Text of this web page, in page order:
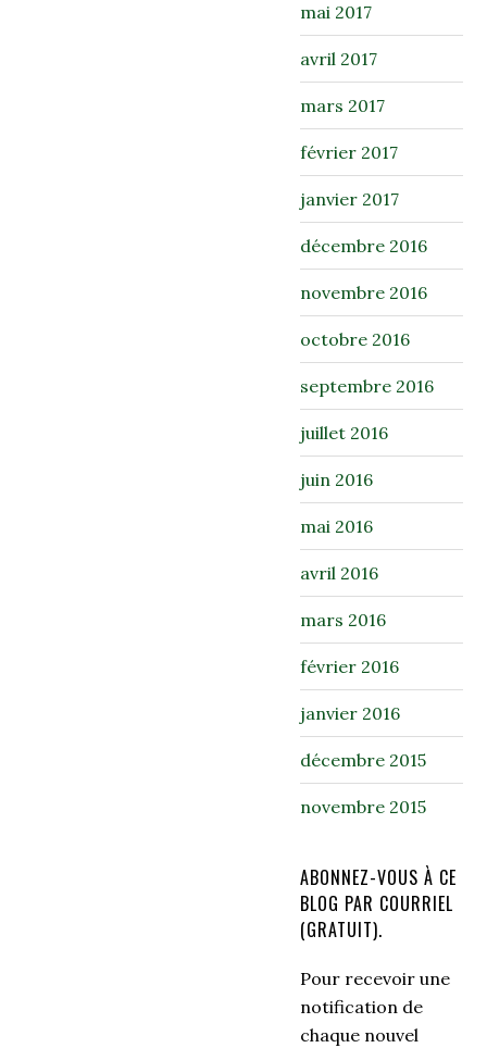
mai 2017
avril 2017
mars 2017
février 2017
janvier 2017
décembre 2016
novembre 2016
octobre 2016
septembre 2016
juillet 2016
juin 2016
mai 2016
avril 2016
mars 2016
février 2016
janvier 2016
décembre 2015
novembre 2015
ABONNEZ-VOUS À CE
BLOG PAR COURRIEL
(GRATUIT).
Pour recevoir une
notification de
chaque nouvel